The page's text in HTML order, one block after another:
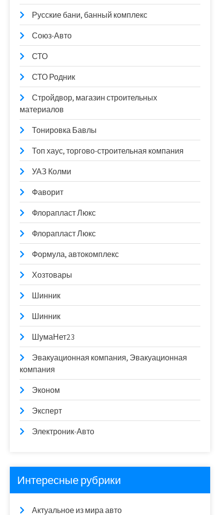
Русские бани, банный комплекс
Союз-Авто
СТО
СТО Родник
Стройдвор, магазин строительных
материалов
Тонировка Бавлы
Топ хаус, торгово-строительная компания
УАЗ Колми
Фаворит
Флорапласт Люкс
Флорапласт Люкс
Формула, автокомплекс
Хозтовары
Шинник
Шинник
ШумаНет23
Эвакуационная компания, Эвакуационная
компания
Эконом
Эксперт
Электроник-Авто
Интересные рубрики
Актуальное из мира авто